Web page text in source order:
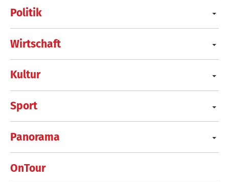
Politik
Wirtschaft
Kultur
Sport
Panorama
OnTour